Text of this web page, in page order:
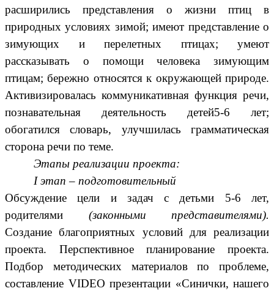
расширились представления о жизни птиц в
природных условиях зимой; имеют представление о
зимующих и перелетных птицах; умеют
рассказывать о помощи человека зимующим
птицам; бережно относятся к окружающей природе.
Активизировалась коммуникативная функция речи,
познавательная деятельность детей5-6 лет;
обогатился словарь, улучшилась грамматическая
сторона речи по теме.
Этапы реализации проекта:
I этап – подготовительный
Обсуждение цели и задач с детьми 5-6 лет,
родителями (законными представителями).
Создание благоприятных условий для реализации
проекта. Перспективное планирование проекта.
Подбор методических материалов по проблеме,
составление VIDEO презентации «Синички, нашего